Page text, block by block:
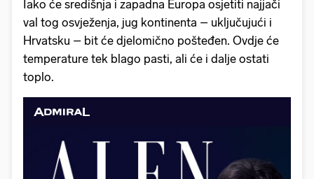
Iako će središnja i zapadna Europa osjetiti najjači
val tog osvježenja, jug kontinenta – uključujući i
Hrvatsku – bit će djelomično pošteđen. Ovdje će
temperature tek blago pasti, ali će i dalje ostati
toplo.